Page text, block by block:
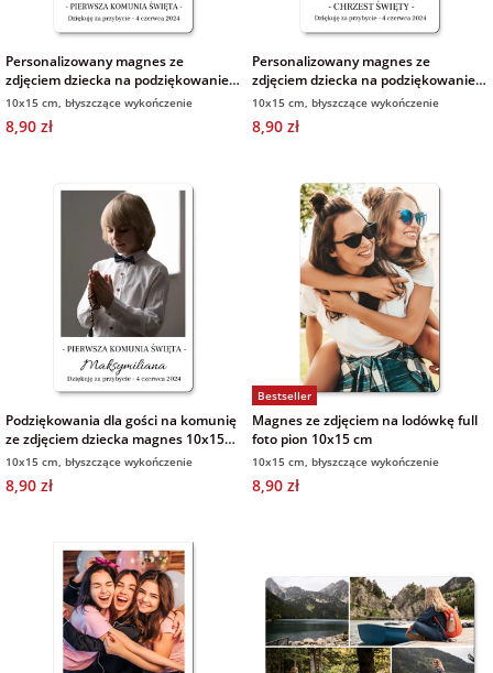
Personalizowany magnes ze
zdjęciem dziecka na podziękowanie
dla gości komunia 10x15 cm
10x15 cm, błyszczące wykończenie
8,90 zł
Personalizowany magnes ze
zdjęciem dziecka na podziękowanie
dla gości chrzest 10x15 cm
10x15 cm, błyszczące wykończenie
8,90 zł
Podziękowania dla gości na komunię
ze zdjęciem dziecka magnes 10x15
cm
10x15 cm, błyszczące wykończenie
8,90 zł
Bestseller
Magnes ze zdjęciem na lodówkę full
foto pion 10x15 cm
10x15 cm, błyszczące wykończenie
8,90 zł